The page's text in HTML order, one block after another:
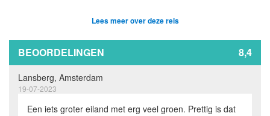
Lees meer over deze reis
BEOORDELINGEN 8,4
Lansberg, Amsterdam
19-07-2023
Een iets groter eiland met erg veel groen. Prettig is dat